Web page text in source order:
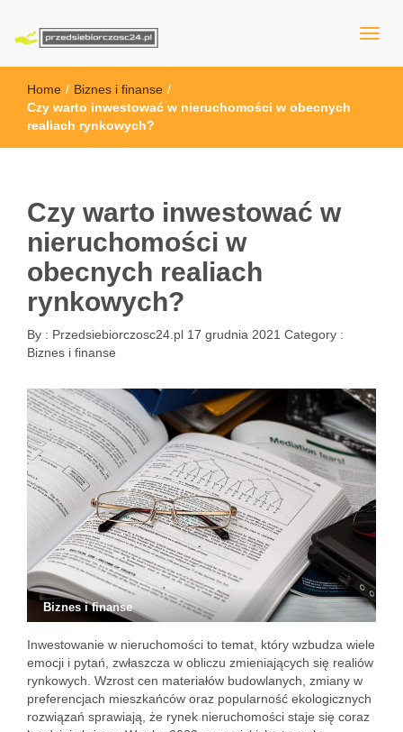
przedsiebiorczosc24.pl
Home / Biznes i finanse /
Czy warto inwestować w nieruchomości w obecnych
realiach rynkowych?
Czy warto inwestować w
nieruchomości w
obecnych realiach
rynkowych?
By : Przedsiebiorczosc24.pl 17 grudnia 2021 Category :
Biznes i finanse
Biznes i finanse
Inwestowanie w nieruchomości to temat, który wzbudza wiele
emocji i pytań, zwłaszcza w obliczu zmieniających się realiów
rynkowych. Wzrost cen materiałów budowlanych, zmiany w
preferencjach mieszkańców oraz popularność ekologicznych
rozwiązań sprawiają, że rynek nieruchomości staje się coraz